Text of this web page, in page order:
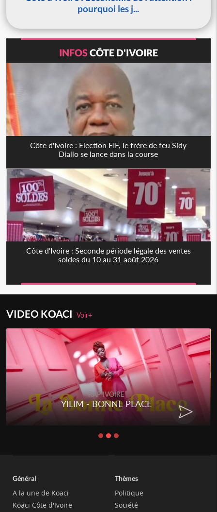
pourquoi les j...
INFOSCÔTE D'IVOIRE
Côte d'Ivoire : Election FIF, le frère de feu Sidy
Diallo se lance dans la course
Côte d'Ivoire : Seconde période légale des ventes
soldes du 10 au 31 août 2026
VIDEO KOACIVoir+
RAP IVOIRE
YILIM - BONNE PLACE
Général
A la une de Koaci
Koaci Côte d'Ivoire
Thèmes
Politique
Société